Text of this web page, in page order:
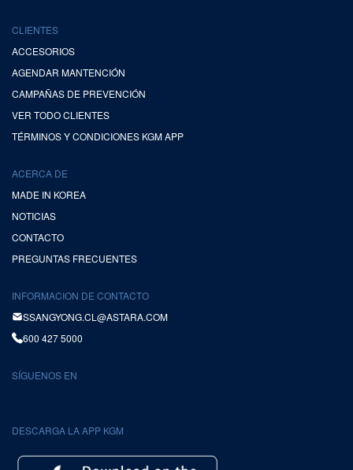
CLIENTES
ACCESORIOS
AGENDAR MANTENCIÓN
CAMPAÑAS DE PREVENCIÓN
VER TODO CLIENTES
TÉRMINOS Y CONDICIONES KGM APP
ACERCA DE
MADE IN KOREA
NOTICIAS
CONTACTO
PREGUNTAS FRECUENTES
INFORMACION DE CONTACTO
SSANGYONG.CL@ASTARA.COM
600 427 5000
SÍGUENOS EN
DESCARGA LA APP KGM